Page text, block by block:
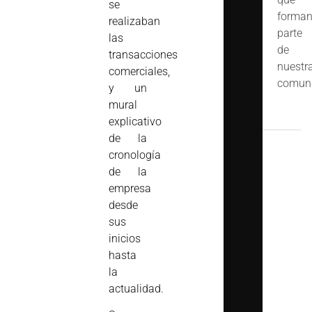
se
realizaban
las
transacciones
comerciales,
y un
mural
explicativo
de la
cronología
de la
empresa
desde
sus
inicios
hasta
la
actualidad.
forman
parte
de